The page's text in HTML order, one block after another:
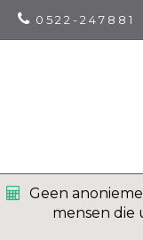
0 5 2 2 - 2 4 7 8 8 1
Geen
mensen die